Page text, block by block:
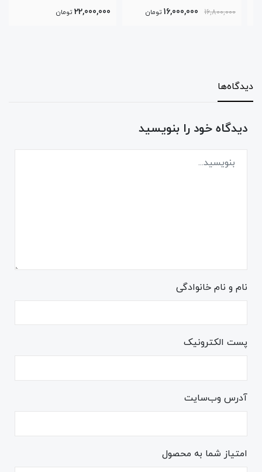
16,800,000
16,000,000 تومان 22,000,000 تومان
دیدگاه‌ها
دیدگاه خود را بنویسید
نام و نام خانوادگی
پست الکترونیک
آدرس وب‌سایت
امتیاز شما به محصول